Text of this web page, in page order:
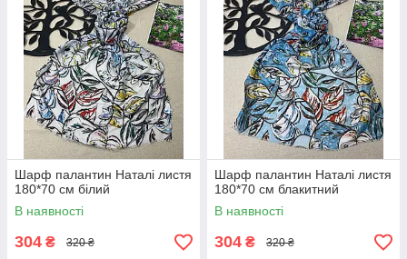
Шарф палантин Наталі листя
180*70 см білий
В наявності
304 ₴ 320 ₴
Шарф палантин Наталі листя
180*70 см блакитний
В наявності
304 ₴ 320 ₴